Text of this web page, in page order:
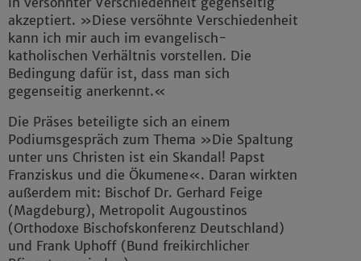
akzeptiert. »Diese versöhnte Verschiedenheit
kann ich mir auch im evangelisch-
katholischen Verhältnis vorstellen. Die
Bedingung dafür ist, dass man sich
gegenseitig anerkennt.«
Die Präses beteiligte sich an einem
Podiumsgespräch zum Thema »Die Spaltung
unter uns Christen ist ein Skandal! Papst
Franziskus und die Ökumene«. Daran wirkten
außerdem mit: Bischof Dr. Gerhard Feige
(Magdeburg), Metropolit Augoustinos
(Orthodoxe Bischofskonferenz Deutschland)
und Frank Uphoff (Bund freikirchlicher